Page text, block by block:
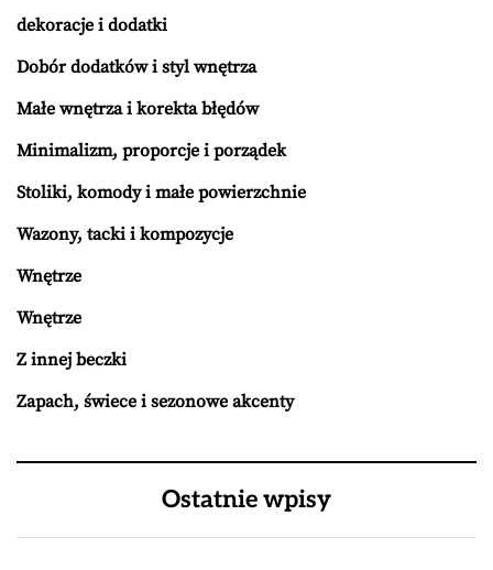
dekoracje i dodatki
Dobór dodatków i styl wnętrza
Małe wnętrza i korekta błędów
Minimalizm, proporcje i porządek
Stoliki, komody i małe powierzchnie
Wazony, tacki i kompozycje
Wnętrze
Wnętrze
Z innej beczki
Zapach, świece i sezonowe akcenty
Ostatnie wpisy